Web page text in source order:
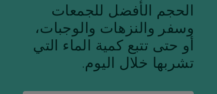
الحجم الأفضل للجمعات
وسفر والنزهات والوجبات،
أو حتى تتبع كمية الماء التي
تشربها خلال اليوم.